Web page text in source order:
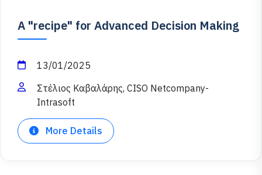
A "recipe" for Advanced Decision Making
13/01/2025
Στέλιος Καβαλάρης, CISO Netcompany-
Intrasoft
More Details